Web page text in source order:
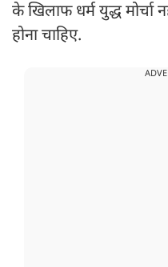
के खिलाफ धर्म युद्ध मोर्चा
होना चाहिए.